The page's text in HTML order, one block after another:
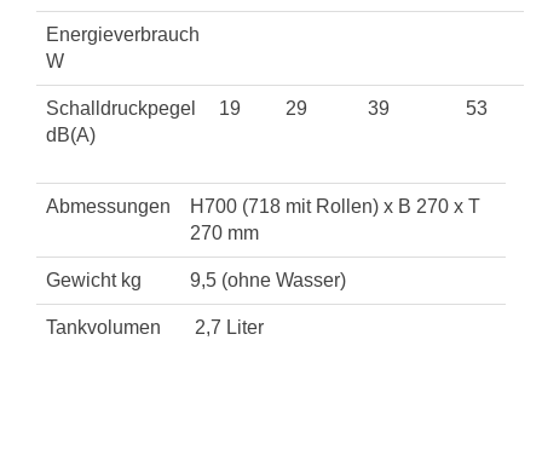
Energieverbrauch
W
Schalldruckpegel
dB(A)
19 29 39 53
Abmessungen
H700 (718 mit Rollen) x B 270 x T
270 mm
Gewicht kg 9,5 (ohne Wasser)
Tankvolumen 2,7 Liter